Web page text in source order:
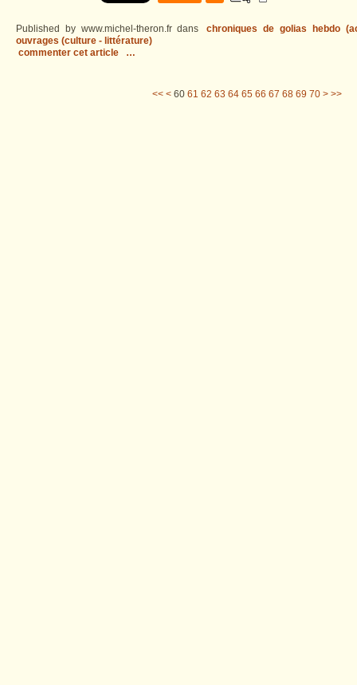
Published by www.michel-theron.fr dans
chroniques de golias hebdo
ouvrages (culture - littérature)
commenter cet article
…
<< < 10
20
30
40
50
60 61 62 63 64 65 66 67 68 69 70 80
90
100
200
300
400
> >>